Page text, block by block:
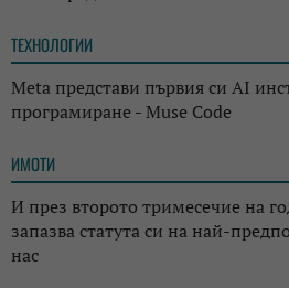
ТЕХНОЛОГИИ
Meta представи първия си AI
програмиране - Muse Code
ИМОТИ
И през второто тримесечие на
запазва статута си на най-
нас